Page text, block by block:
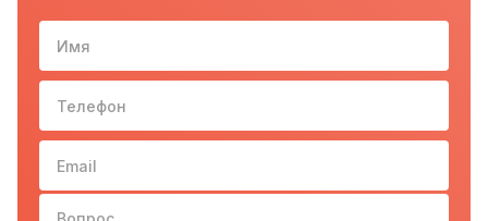
Имя
Телефон 10-
Email
Вопрос